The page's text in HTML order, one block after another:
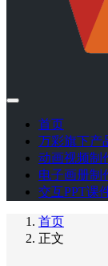
首页
万彩旗下产
动画视频制
电子画册制
交互PPT课
首页
正文